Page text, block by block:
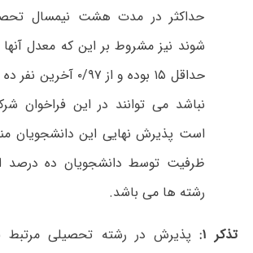
حداکثر در مدت هشت نیمسال
شوند نیز مشروط بر این که معدل
حداقل ۱۵ بوده و از ۰/
نباشد می توانند در این فراخوان
است پذیرش نهایی این دانشجویان
ظرفیت توسط دانشجویان ده درصد
رشته ها می باشد.
تذکر ۱:
پذیرش در رشته تحصیلی